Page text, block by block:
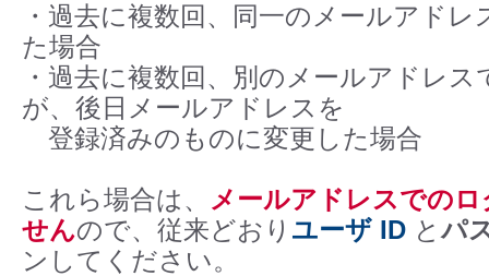
・過去に複数回、同一のメールアドレ
た場合
・過去に複数回、別のメールアドレス
が、後日メールアドレスを
登録済みのものに変更した場合
これら場合は、
メールアドレスでの
せんので、従来どおり ユーザ ID とパ
ンしてください。